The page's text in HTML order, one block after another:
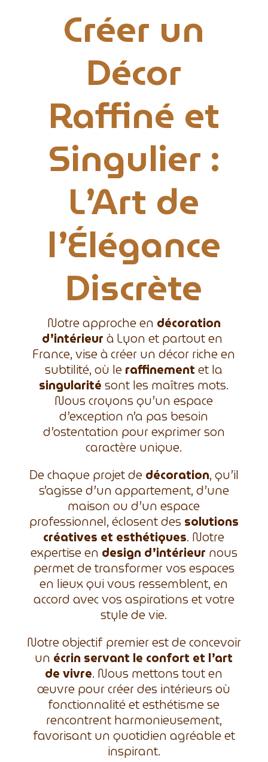
Créer un
Décor
Raffiné et
Singulier :
L’Art de
l’Élégance
Discrète
Notre approche en décoration
d’intérieurà Lyon et partout en
France, vise à créer un décor riche en
subtilité, où leraffinementet la
singularitésont les maîtres mots.
Nous croyons qu’un espace
d’exception n’a pas besoin
d’ostentation pour exprimer son
caractère unique.
De chaque projet dedécoration, qu’il
s’agisse d’un appartement, d’une
maison ou d’un espace
professionnel, éclosent des solutions
créatives et esthétiques. Notre
expertise en design d’intérieur nous
permet de transformer vos espaces
en lieux qui vous ressemblent, en
accord avec vos aspirations et votre
style de vie.
Notre objectif premier est de concevoir
un écrin servant le confort et l’art
de vivre. Nous mettons tout en
œuvre pour créer des intérieurs où
fonctionnalité et esthétisme se
rencontrent harmonieusement,
favorisant un quotidien agréable et
inspirant.